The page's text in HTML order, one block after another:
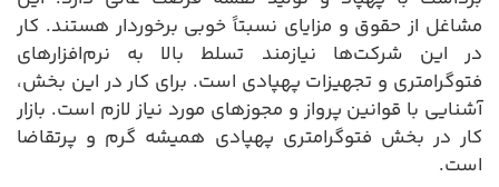
مشاغل از حقوق و مزایای نسبتاً خوبی برخوردار هستند. کار
در این شرکت‌ها نیازمند تسلط بالا به نرم‌افزارهای
فتوگرامتری و تجهیزات پهپادی است. برای کار در این بخش،
آشنایی با قوانین پرواز و مجوزهای مورد نیاز لازم است. بازار
کار در بخش فتوگرامتری پهپادی همیشه گرم و پرتقاضا
است.